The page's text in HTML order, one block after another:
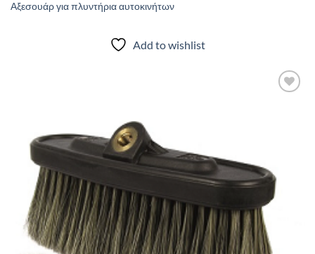
Αξεσουάρ για πλυντήρια αυτοκινήτων
Add to wishlist